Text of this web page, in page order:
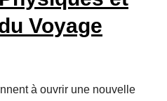
Voyage
à ouvrir une nouvelle